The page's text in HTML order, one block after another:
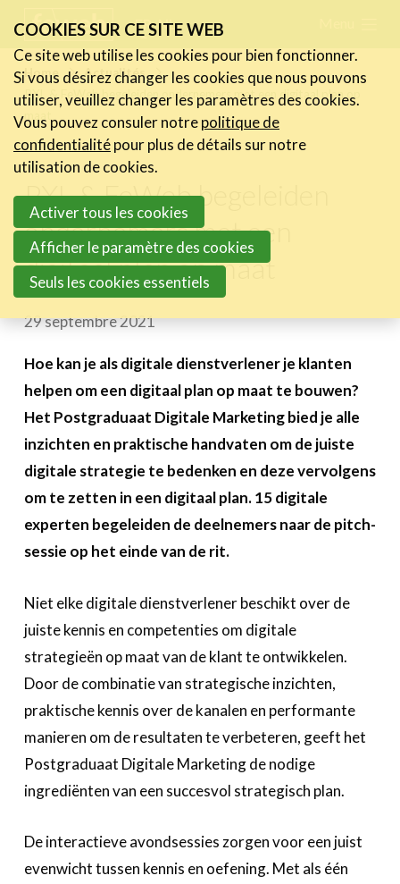
links
Jump
to
navigation
Jump
main
content
FR NL
Home
Actualités
PXL & FeWeb begeleiden ondernemers met een digitaal plan op
maat
PXL & FeWeb begeleiden
ondernemers met een
digitaal plan op maat
29 septembre 2021
Hoe kan je als digitale dienstverlener je klanten
helpen om een digitaal plan op maat te bouwen?
Het Postgraduaat Digitale Marketing bied je alle
inzichten en praktische handvaten om de juiste
digitale strategie te bedenken en deze vervolgens
om te zetten in een digitaal plan. 15 digitale
experten begeleiden de deelnemers naar de pitch-
sessie op het einde van de rit.
Niet elke digitale dienstverlener beschikt over de
juiste kennis en competenties om digitale
strategieën op maat van de klant te ontwikkelen.
Door de combinatie van strategische inzichten,
praktische kennis over de kanalen en performante
manieren om de resultaten te verbeteren, geeft het
Postgraduaat Digitale Marketing de nodige
ingrediënten van een succesvol strategisch plan.
De interactieve avondsessies zorgen voor een juist
evenwicht tussen kennis en oefening. Met als één
Actualités
Les nouvelles du secteur
Les FeWeb Vidéos
Les Cases des membres
Activités
Cases Gallery
Annuaire prestataires
A propos
Become a member Account
COOKIES SUR CE SITE WEB
Ce site web utilise les cookies pour bien fonctionner.
Si vous désirez changer les cookies que nous pouvons
utiliser, veuillez changer les paramètres des cookies.
Vous pouvez consuler notrepolitique de
confidentialitépour plus de détails sur notre
utilisation de cookies.
Activer tous les cookies
Afficher le paramètre des cookies
Seuls les cookies essentiels